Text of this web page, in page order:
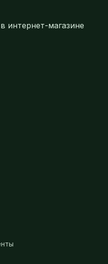
интернет-магазине